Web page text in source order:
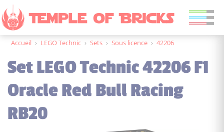
Accueil › LEGO Technic › Sets › Sous licence › 42206
Set LEGO Technic 42206 F1
Oracle Red Bull Racing
RB20